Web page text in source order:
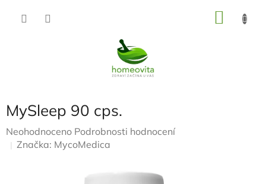
MySleep 90 cps.
Průměrné
hodnocení
Neohodnoceno Podrobnosti hodnocení
Značka: MycoMedica